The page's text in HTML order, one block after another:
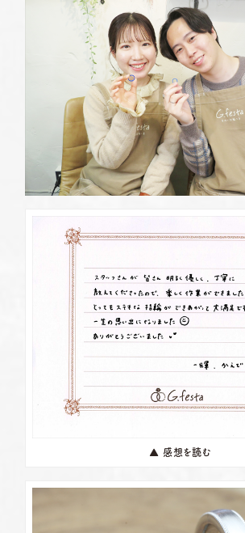
G.festaについて
デザイン事例
よくある質問
お店を探す
資料請求
ブログ・新着情報
▲ 感想を読む
岡崎店 TEL.0564-
営業時間 10:00〜18:30
定休日
火曜日・水曜日
※祝日の場合は営業
三重店 TEL.059-
営業時間 10:00〜18:30
定休日
火曜日・水曜日
※祝日の場合は営業
浜松店 TEL.053-
定休日
火曜日・水曜日